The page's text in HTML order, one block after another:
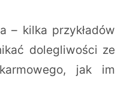
– kilka przykładów
dolegliwości ze
jak im